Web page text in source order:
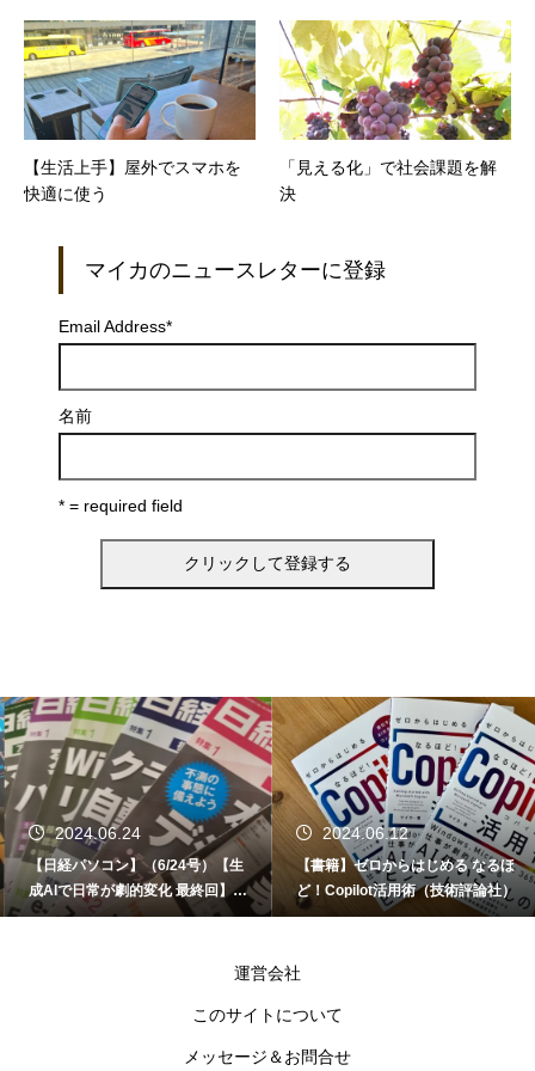
【生活上手】屋外でスマホを
快適に使う
「見える化」で社会課題を解
決
マイカのニュースレターに登録
Email Address*
名前
* = required field
2024.06.24
【日経パソコン】（6/24号）【生
成AIで日常が劇的変化 最終回】 A
I時代のアプリケーション／サービ
2024.06.12
【書籍】ゼロからはじめる なるほ
ど！Copilot活用術（技術評論社）
運営会社
このサイトについて
メッセージ＆お問合せ